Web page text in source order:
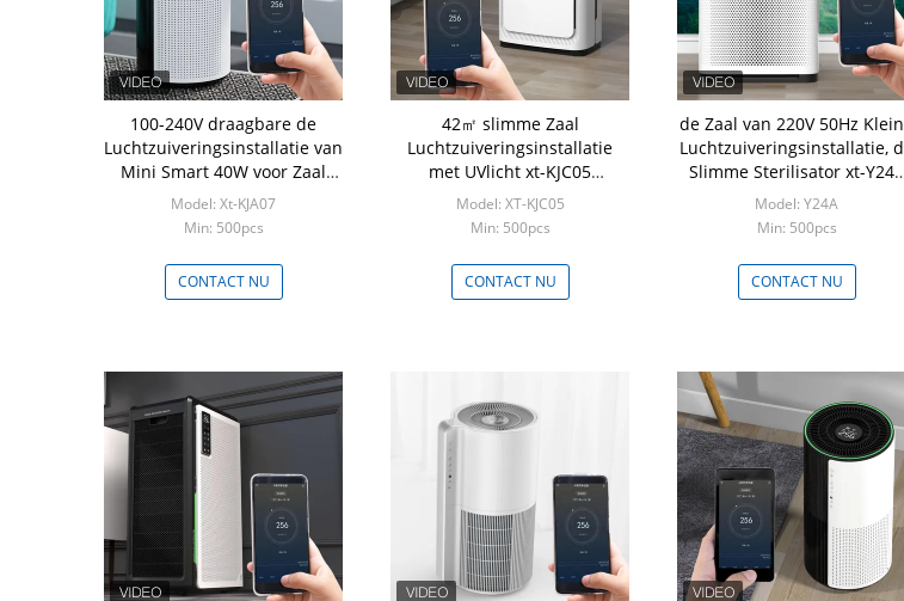
100-240V draagbare de
Luchtzuiveringsinstallatie van
Mini Smart 40W voor Zaal
ROHS xt-KJA07
Model: Xt-KJA07
Min: 500pcs
CONTACT NU
42㎡ slimme Zaal
Luchtzuiveringsinstallatie
met UVlicht xt-KJC05
Luchtzuiveringstoestel 95W
Model: XT-KJC05
Min: 500pcs
CONTACT NU
de Zaal van 220V 50Hz
Luchtzuiveringsinstallatie,
Slimme Sterilisator xt-Y24A
42㎡ van 120W
Model: Y24A
Min: 500pcs
CONTACT NU